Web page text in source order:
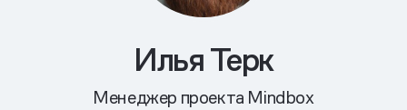
Илья Терк
Менеджер проекта Mindbox